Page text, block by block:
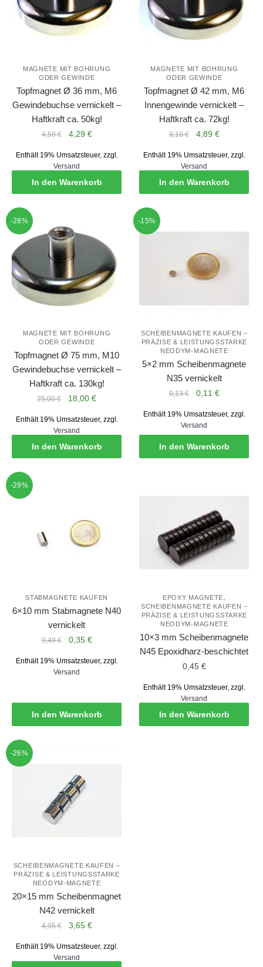
MAGNETE MIT BOHRUNG
ODER GEWINDE
Topfmagnet Ø 36 mm, M6
Gewindebuchse vernickelt –
Haftkraft ca. 50kg!
4,59€
Ursprünglicher
war:
4,59 €
4,29 €Aktueller
ist:
4,29 €.
Enthält 19% Umsatzsteuer, zzgl.
Versand
In den Warenkorb
MAGNETE MIT BOHRUNG
ODER GEWINDE
Topfmagnet Ø 42 mm, M6
Innengewinde vernickelt –
Haftkraft ca. 72kg!
8,10€
Ursprünglicher
war:
8,10 €
4,89 €Aktueller
ist:
4,89 €.
Enthält 19% Umsatzsteuer, zzgl.
Versand
In den Warenkorb
-28%
MAGNETE MIT BOHRUNG
ODER GEWINDE
Topfmagnet Ø 75 mm, M10
Gewindebuchse vernickelt –
Haftkraft ca. 130kg!
25,00€
Ursprünglicher
war:
25,00 €
18,00€Aktueller
ist:
18,00 €.
Enthält 19% Umsatzsteuer, zzgl.
Versand
In den Warenkorb
-15%
SCHEIBENMAGNETE KAUFEN –
PRÄZISE & LEISTUNGSSTARKE
NEODYM-MAGNETE
5×2 mm Scheibenmagnete
N35 vernickelt
0,13€
Ursprünglicher
war:
0,13 €
0,11 €Aktueller
ist:
Enthält 19% Umsatzsteuer, zzgl.
Versand
In den Warenkorb
-29%
STABMAGNETE KAUFEN
6×10 mm Stabmagnete N40
vernickelt
0,49€
Ursprünglicher
war:
0,49 €
0,35 €Aktueller
ist:
Enthält 19% Umsatzsteuer, zzgl.
Versand
In den Warenkorb
EPOXY MAGNETE,
SCHEIBENMAGNETE KAUFEN –
PRÄZISE & LEISTUNGSSTARKE
NEODYM-MAGNETE
10×3 mm Scheibenmagnete
N45 Epoxidharz-beschichtet
0,45 €
Enthält 19% Umsatzsteuer, zzgl.
Versand
In den Warenkorb
-26%
SCHEIBENMAGNETE KAUFEN –
PRÄZISE & LEISTUNGSSTARKE
NEODYM-MAGNETE
20×15 mm Scheibenmagnet
N42 vernickelt
4,95€
Ursprünglicher
war:
4,95 €
3,65 €Aktueller
ist:
3,65 €.
Enthält 19% Umsatzsteuer, zzgl.
Versand